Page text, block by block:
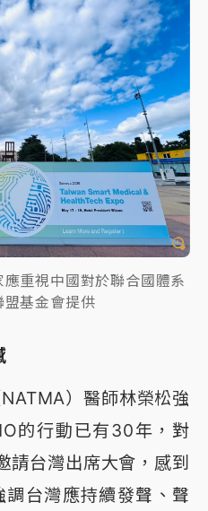
重視中國對於聯合國體系
盟基金會提供
）醫師林榮松強
的行動已有30年，對
請台灣出席大會，感到
台灣應持續發聲、聲